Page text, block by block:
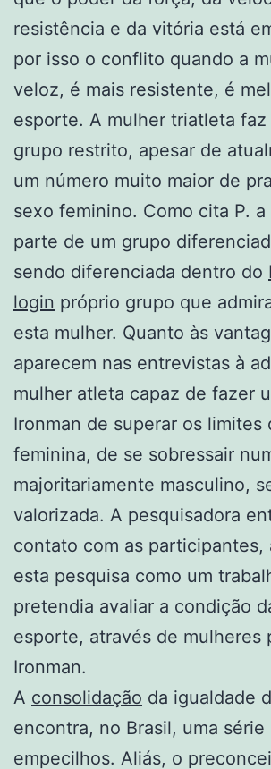
resistência e da vitória está
por isso o conflito quando a
veloz, é mais resistente, é
esporte. A mulher triatleta
grupo restrito, apesar de
um número muito maior de
sexo feminino. Como cita P.
parte de um grupo
sendo diferenciada dentro do
login próprio grupo que
esta mulher. Quanto às
aparecem nas entrevistas à
mulher atleta capaz de fazer
Ironman de superar os limites
feminina, de se sobressair
majoritariamente masculino,
valorizada. A pesquisadora
contato com as participantes,
esta pesquisa como um
pretendia avaliar a condição
esporte, através de mulheres
Ironman.
A consolidação da igualdade
encontra, no Brasil, uma série
empecilhos. Aliás, o